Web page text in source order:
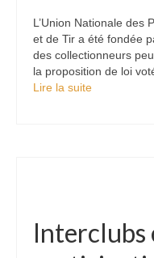
L’Union Nationale des
et de Tir a été fondée
des collectionneurs
la proposition de loi
Lire la suite­­
Interclubs